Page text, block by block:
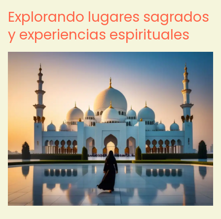
Explorando lugares sagrados
y experiencias espirituales